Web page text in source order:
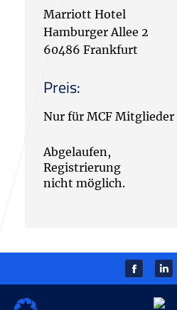
Marriott Hotel
Hamburger Allee 2
60486 Frankfurt
Preis:
Nur für MCF Mitglieder
Abgelaufen,
Registrierung
nicht möglich.
Facebook